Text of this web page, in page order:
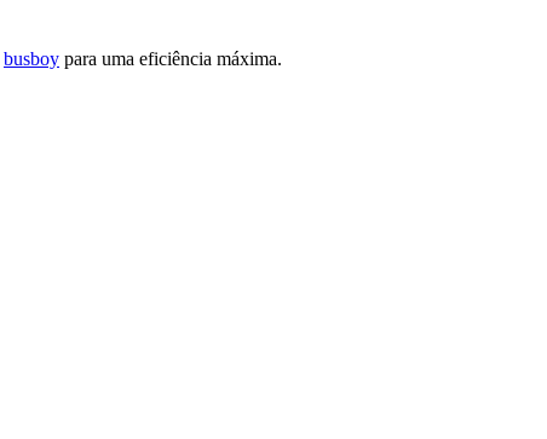
busboy para uma eficiência máxima.